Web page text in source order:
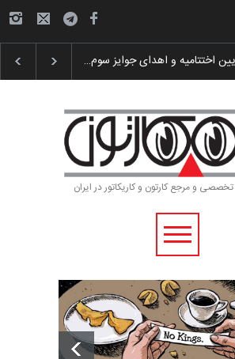
اختتامیه و اهدای جوایز سوم…
و مرجع کارتون و کاریکاتور در ایران